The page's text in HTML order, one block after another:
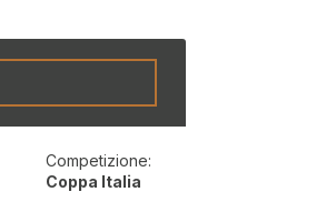
Competizione:
Coppa Italia